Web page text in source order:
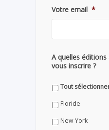
Votre email *
A quelles
vous inscrire ?
Tout
Floride
New York